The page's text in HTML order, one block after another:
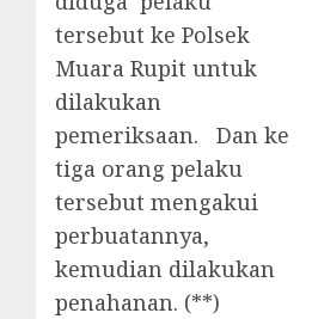
tersebut ke Polsek
Muara Rupit untuk
dilakukan
pemeriksaan. Dan ke
tiga orang pelaku
tersebut mengakui
perbuatannya,
kemudian dilakukan
penahanan. (**)